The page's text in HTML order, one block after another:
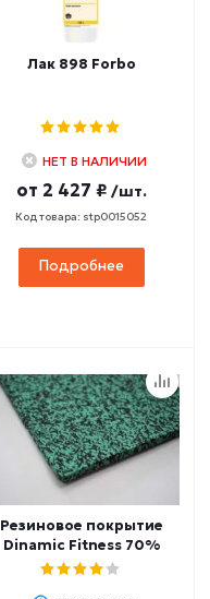
Лак 898 Forbo
НЕТ В НАЛИЧИИ
от 2 427 ₽ /шт.
Код товара: stp0015052
Подробнее
Резиновое покрытие
Dinamic Fitness 70%